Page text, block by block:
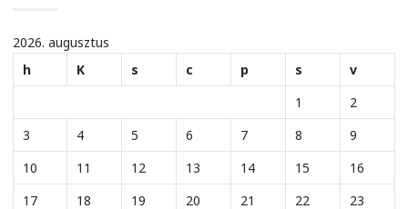
2026. augusztus
h
K s c p s
v
1
2
3
4 5 6 7 8
9
10
11 12 13 14 15
16
17
18 19 20 21 22
23